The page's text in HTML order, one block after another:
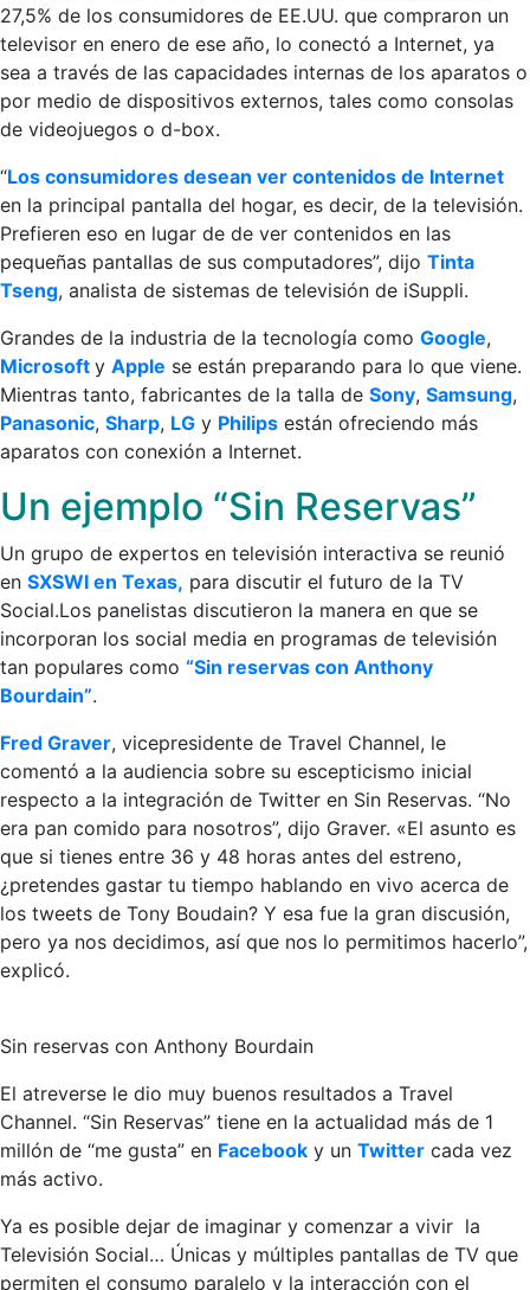
27,5% de los consumidores de EE.UU. que compraron un
televisor en enero de ese año, lo conectó a Internet, ya
sea a través de las capacidades internas de los aparatos o
por medio de dispositivos externos, tales como consolas
de videojuegos o d-box.
“Los consumidores desean ver contenidos de Internet
en la principal pantalla del hogar, es decir, de la televisión.
Prefieren eso en lugar de de ver contenidos en las
pequeñas pantallas de sus computadores”, dijo Tinta
Tseng, analista de sistemas de televisión de iSuppli.
Grandes de la industria de la tecnología como Google,
Microsoft y Apple se están preparando para lo que viene.
Mientras tanto, fabricantes de la talla de Sony, Samsung,
Panasonic, Sharp, LG y Philips están ofreciendo más
aparatos con conexión a Internet.
Un ejemplo “Sin Reservas”
Un grupo de expertos en televisión interactiva se reunió
en SXSWI en Texas, para discutir el futuro de la TV
Social.Los panelistas discutieron la manera en que se
incorporan los social media en programas de televisión
tan populares como “Sin reservas con Anthony
Bourdain”.
Fred Graver, vicepresidente de Travel Channel, le
comentó a la audiencia sobre su escepticismo inicial
respecto a la integración de Twitter en Sin Reservas. “No
era pan comido para nosotros”, dijo Graver. «El asunto es
que si tienes entre 36 y 48 horas antes del estreno,
¿pretendes gastar tu tiempo hablando en vivo acerca de
los tweets de Tony Boudain? Y esa fue la gran discusión,
pero ya nos decidimos, así que nos lo permitimos hacerlo”,
explicó.
Sin reservas con Anthony Bourdain
El atreverse le dio muy buenos resultados a Travel
Channel. “Sin Reservas” tiene en la actualidad más de 1
millón de “me gusta” en Facebook y un Twitter cada vez
más activo.
Ya es posible dejar de imaginar y comenzar a vivir la
Televisión Social… Únicas y múltiples pantallas de TV que
permiten el consumo paralelo y la interacción con el